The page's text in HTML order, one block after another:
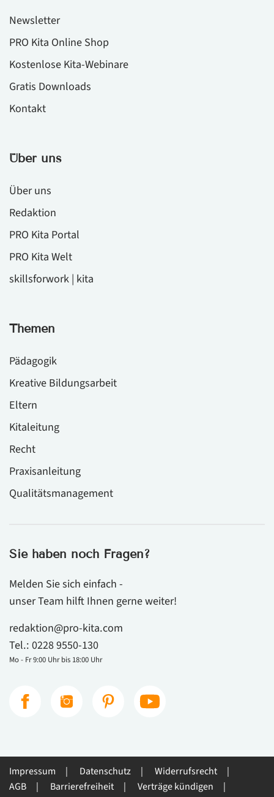
Newsletter
PRO Kita Online Shop
Kostenlose Kita-Webinare
Gratis Downloads
Kontakt
Über uns
Über uns
Redaktion
PRO Kita Portal
PRO Kita Welt
skillsforwork | kita
Themen
Pädagogik
Kreative Bildungsarbeit
Eltern
Kitaleitung
Recht
Praxisanleitung
Qualitätsmanagement
Sie haben noch Fragen?
Melden Sie sich einfach -
unser Team hilft Ihnen gerne weiter!
redaktion@pro-kita.com
Tel.:0228 9550-130
Mo - Fr 9:00 Uhr bis 18:00 Uhr
Impressum Datenschutz
Widerrufsrecht
AGB
Barrierefreiheit
Verträge kündigen